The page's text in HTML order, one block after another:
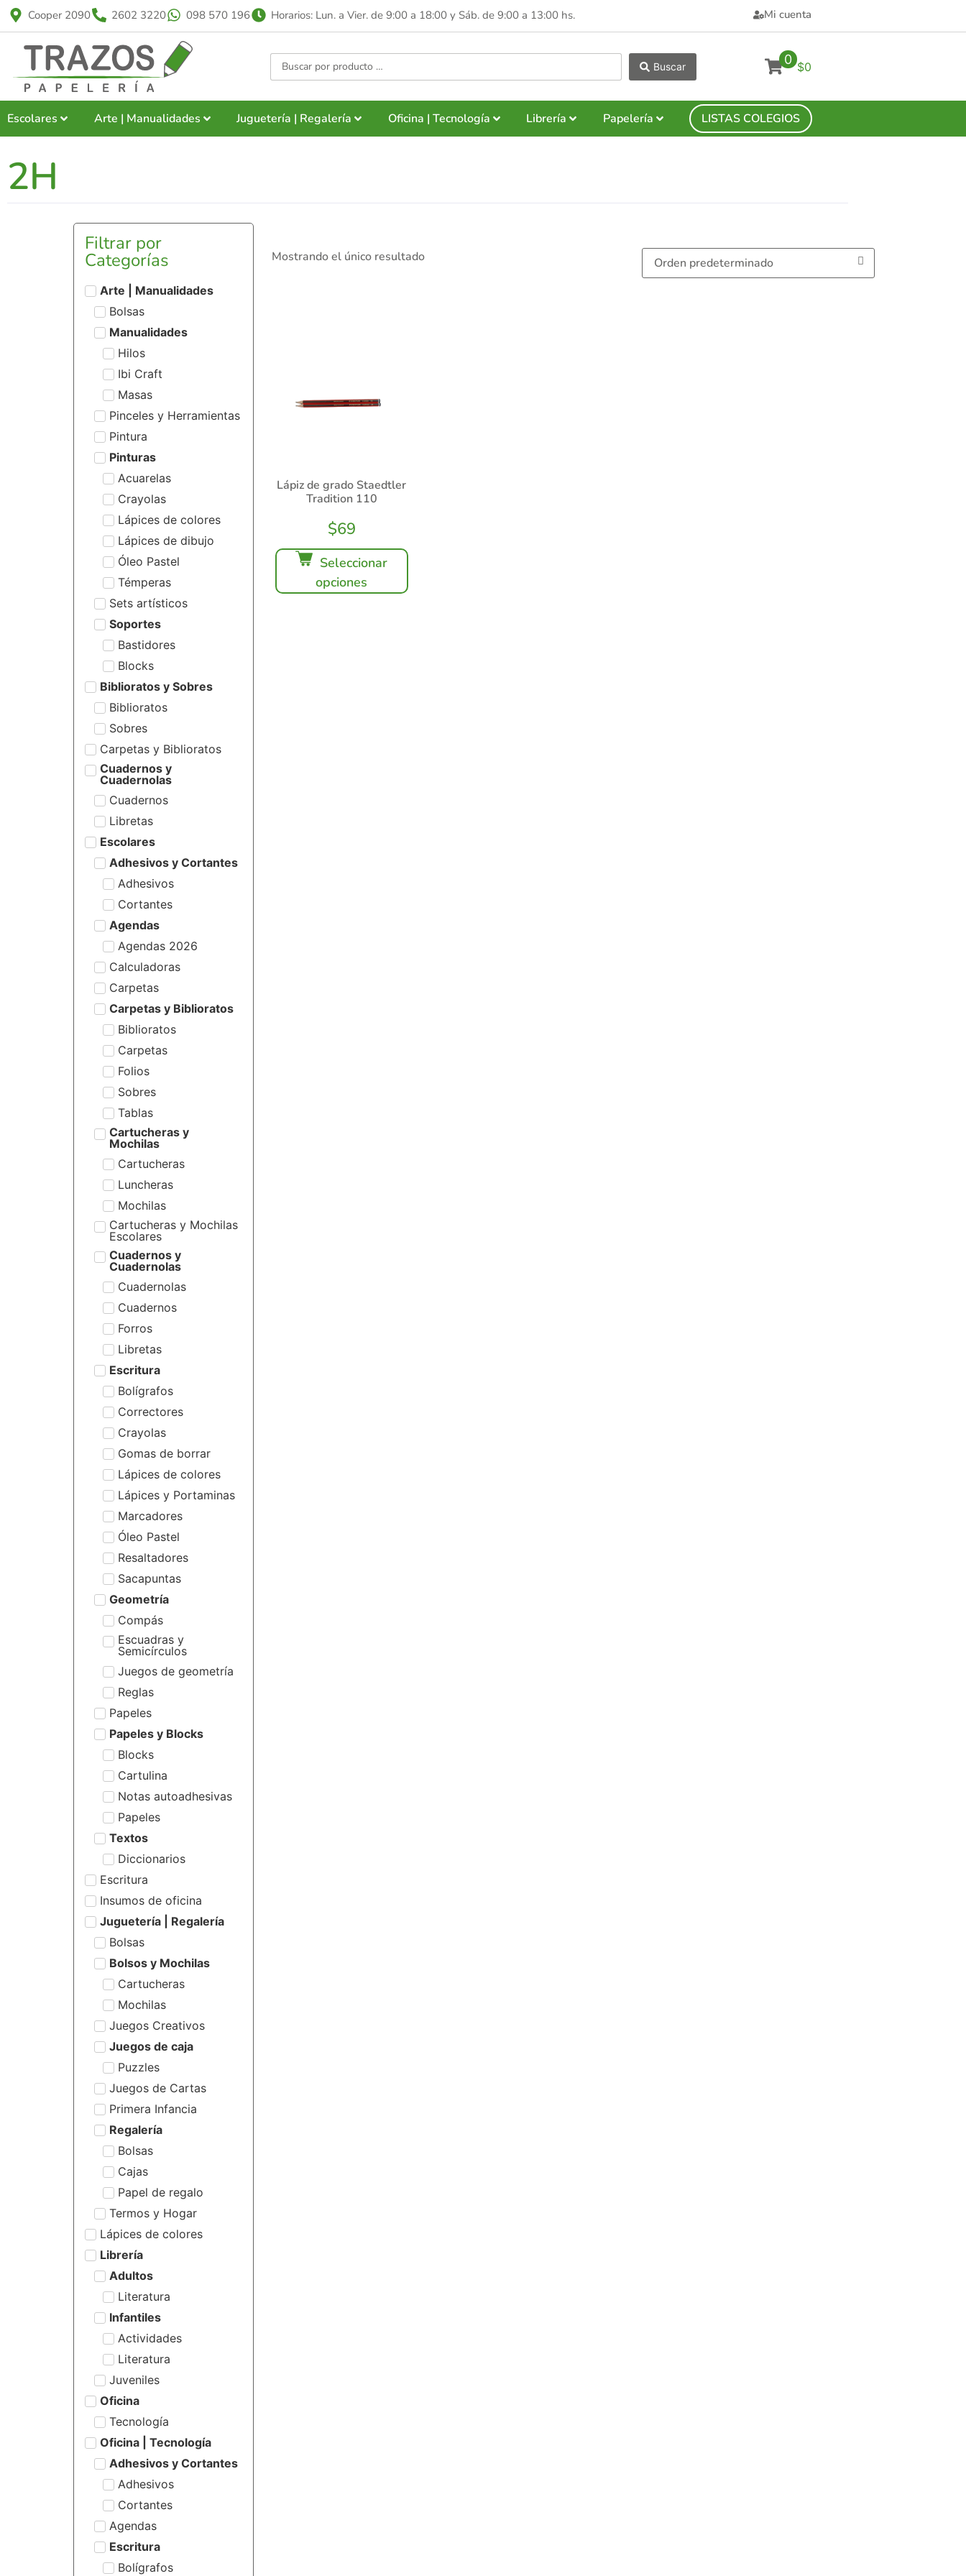
Cooper 2090 2602 3220 098 570 196 Horarios: Lun. a Vier. de 9:00 a 18:00 y Sáb. de 9:00 a 13:00 hs. Mi cuenta
Buscar 0 $0
Escolares Arte | Manualidades Juguetería | Regalería Oficina | Tecnología Librería Papelería LISTAS COLEGIOS
2H
Filtrar por
Categorías
Arte | Manualidades
Bolsas
Manualidades
Hilos
Ibi Craft
Masas
Pinceles y Herramientas
Pintura
Pinturas
Acuarelas
Crayolas
Lápices de colores
Lápices de dibujo
Óleo Pastel
Témperas
Sets artísticos
Soportes
Bastidores
Blocks
Biblioratos y Sobres
Biblioratos
Sobres
Carpetas y Biblioratos
Cuadernos y
Cuadernolas
Cuadernos
Libretas
Escolares
Adhesivos y Cortantes
Adhesivos
Cortantes
Agendas
Agendas 2026
Calculadoras
Carpetas
Carpetas y Biblioratos
Biblioratos
Carpetas
Folios
Sobres
Tablas
Cartucheras y
Mochilas
Cartucheras
Luncheras
Mochilas
Cartucheras y Mochilas
Escolares
Cuadernos y
Cuadernolas
Cuadernolas
Cuadernos
Forros
Libretas
Escritura
Bolígrafos
Correctores
Crayolas
Gomas de borrar
Lápices de colores
Lápices y Portaminas
Marcadores
Óleo Pastel
Resaltadores
Sacapuntas
Geometría
Compás
Escuadras y
Semicírculos
Juegos de geometría
Reglas
Papeles
Papeles y Blocks
Blocks
Cartulina
Notas autoadhesivas
Papeles
Textos
Diccionarios
Escritura
Insumos de oficina
Juguetería | Regalería
Bolsas
Bolsos y Mochilas
Cartucheras
Mochilas
Juegos Creativos
Juegos de caja
Puzzles
Juegos de Cartas
Primera Infancia
Regalería
Bolsas
Cajas
Papel de regalo
Termos y Hogar
Lápices de colores
Librería
Adultos
Literatura
Infantiles
Actividades
Literatura
Juveniles
Oficina
Tecnología
Oficina | Tecnología
Adhesivos y Cortantes
Adhesivos
Cortantes
Agendas
Escritura
Bolígrafos
Mostrando el único resultado
Lápiz de grado Staedtler
Tradition 110
$69
Seleccionar
opciones